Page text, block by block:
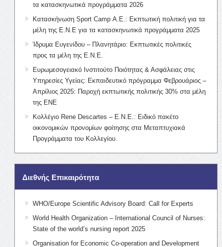
τα κατασκηνωτικά προγράμματα 2026
Κατασκήνωση Sport Camp Α.Ε.: Εκπτωτική πολιτική για τα
μέλη της Ε.Ν.Ε για τα κατασκηνωτικά προγράμματα 2025
Ίδρυμα Ευγενίδου – Πλανητάριο: Εκπτωτικές πολιτικές
προς τα μέλη της Ε.Ν.Ε.
Ευρωμεσογειακό Ινστιτούτο Ποιότητας & Ασφάλειας στις
Υπηρεσίες Υγείας: Εκπαιδευτικό πρόγραμμα Φεβρουάριος –
Απρίλιος 2025: Παροχή εκπτωτικής πολιτικής 30% στα μέλη
της ΕΝΕ
Κολλέγιο Rene Descartes – Ε.Ν.Ε.: Ειδικό πακέτο
οικονομικών προνομίων φοίτησης στα Μεταπτυχιακά
Προγράμματα του Κολλεγίου.
Διεθνής Επικαιρότητα
WHO/Europe Scientific Advisory Board: Call for Experts
World Health Organization – International Council of Nurses:
State of the world’s nursing report 2025
Organisation for Economic Co-operation and Development